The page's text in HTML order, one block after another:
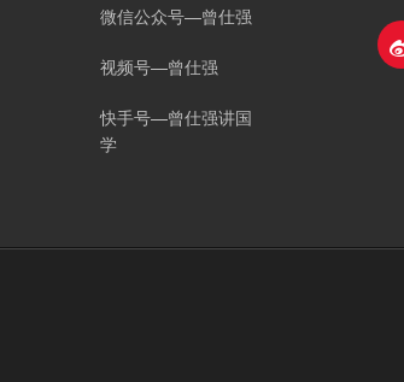
微信公众号—曾仕强
视频号—曾仕强
快手号—曾仕强讲国
学